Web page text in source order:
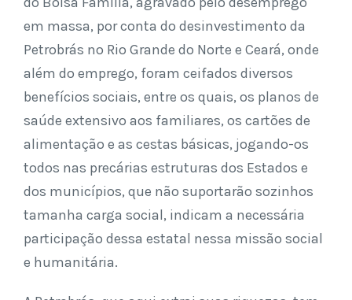
em massa, por conta do desinvestimento da
Petrobrás no Rio Grande do Norte e Ceará, onde
além do emprego, foram ceifados diversos
benefícios sociais, entre os quais, os planos de
saúde extensivo aos familiares, os cartões de
alimentação e as cestas básicas, jogando-os
todos nas precárias estruturas dos Estados e
dos municípios, que não suportarão sozinhos
tamanha carga social, indicam a necessária
participação dessa estatal nessa missão social
e humanitária.